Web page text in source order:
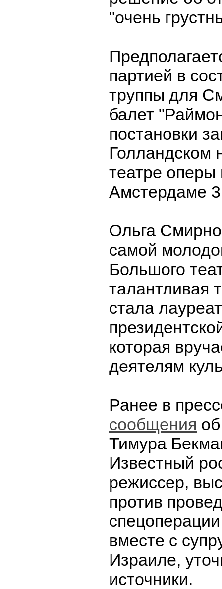
"очень
партией в
труппы для
балет
постановки
Голландском
театре оперы
Амстердаме
Ольга
самой
Большого
талантливая
стала
которая
деятелям
Ранее в
сообщения
Тимура
Известный
режиссер,
против
вместе с
Израиле,
источники.